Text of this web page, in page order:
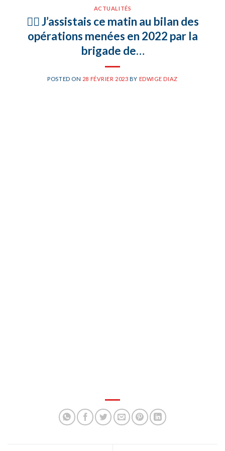
ACTUALITÉS
👮‍♀️ J’assistais ce matin au bilan des
opérations menées en 2022 par la
brigade de…
POSTED ON 28 FÉVRIER 2023 BY EDWIGE DIAZ